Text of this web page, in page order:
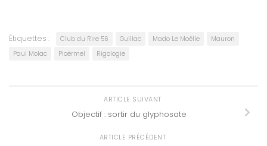
Étiquettes : Club du Rire 56 Guillac Mado Le Moëlle
Mauron
Paul Molac
Ploërmel Rigologie
ARTICLE SUIVANT
Objectif : sortir du glyphosate
ARTICLE PRÉCÉDENT